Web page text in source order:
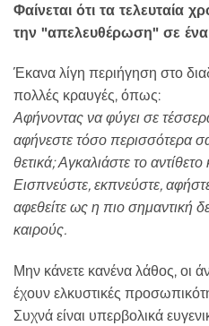
Φαίνεται ότι τα τελευταία
την "απελευθέρωση" σε ένα
Έκανα λίγη περιήγηση στο
πολλές κραυγές, όπως:
Αφήνοντας να φύγει σε
αφήνεστε τόσο περισσότερα
θετικά; Αγκαλιάστε το
Εισπνεύστε, εκπνεύστε,
αφεθείτε ως η πιο σημαντική
καιρούς.
Μην κάνετε κανένα λάθος,
έχουν ελκυστικές
Συχνά είναι υπερβολικά